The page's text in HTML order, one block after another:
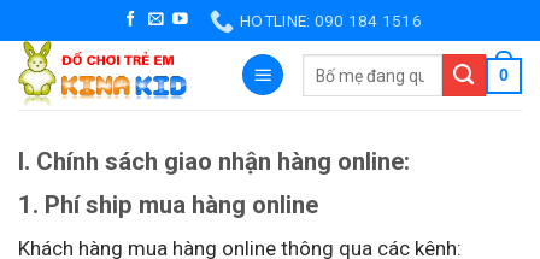
to
content
HOTLINE: 090 184 1516
0
I. Chính sách giao nhận hàng online:
1. Phí ship mua hàng online
Khách hàng mua hàng online thông qua các kênh: